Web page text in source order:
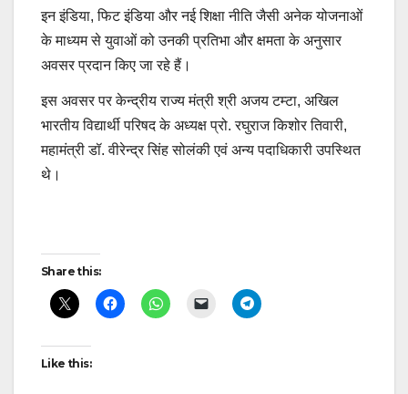
इन इंडिया, फिट इंडिया और नई शिक्षा नीति जैसी अनेक योजनाओं
के माध्यम से युवाओं को उनकी प्रतिभा और क्षमता के अनुसार
अवसर प्रदान किए जा रहे हैं।
इस अवसर पर केन्द्रीय राज्य मंत्री श्री अजय टम्टा, अखिल
भारतीय विद्यार्थी परिषद के अध्यक्ष प्रो. रघुराज किशोर तिवारी,
महामंत्री डॉ. वीरेन्द्र सिंह सोलंकी एवं अन्य पदाधिकारी उपस्थित
थे।
Post
navigation
Share this:
Like this: